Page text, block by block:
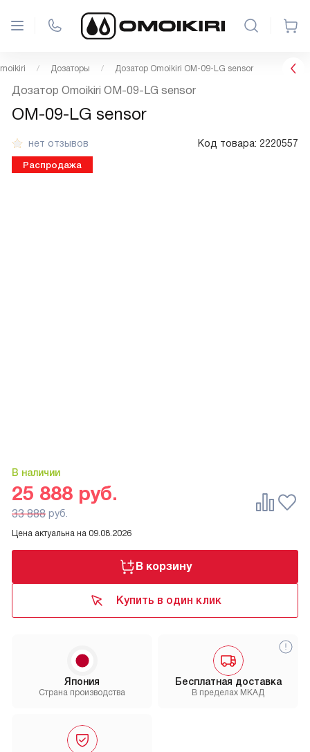
Дозаторы Дозатор Omoikiri OM-09-LG sensor
нет отзывов Код товара: 2220557
В наличии
Распродажа
Дозатор Omoikiri OM-09-LG sensor
OM-09-LG sensor
Цена актуальна на 09.08.2026
25 888 руб.
33 888 руб.
В корзину
Купить в один клик
Бесплатная доставка
В пределах МКАД
Япония
Страна производства